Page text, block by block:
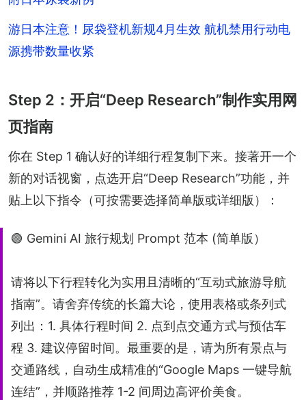
游日本注意！尿袋登机新规4月生效 航机禁用行动电
源携带数量收紧
Step 2：开启“Deep Research”制作实用网
页指南
你在 Step 1 确认好的详细行程复制下来。接著开一个
新的对话视窗，点选开启“Deep Research”功能，并
贴上以下指令（可按需要选择简单版或详细版）：
🟢 Gemini AI 旅行规划 Prompt 范本 (简单版）
请将以下行程转化为实用且清晰的“互动式旅游导航
指南”。请舍弃传统的长篇大论，使用表格或条列式
列出：1. 具体行程时间 2. 点到点交通方式与预估车
程 3. 建议停留时间。最重要的是，请为所有景点与
交通路线，自动生成精准的“Google Maps 一键导航
连结”，并顺路推荐 1-2 间周边高评价美食。